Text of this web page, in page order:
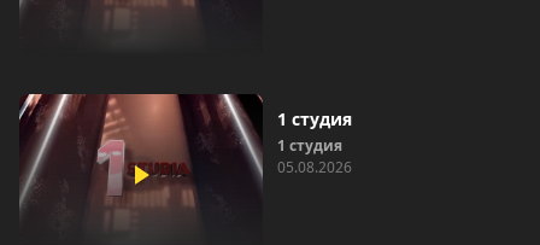
1 студия
1 студия
05.08.2026